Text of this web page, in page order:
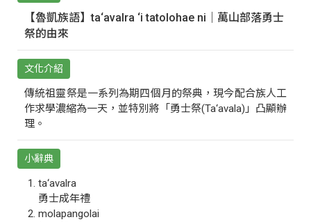
【魯凱族語】ta‘avalra ‘i tatolohae ni｜萬山部落勇士
祭的由來
文化介紹
傳統祖靈祭是一系列為期四個月的祭典，現今配合族人工
作求學濃縮為一天，並特別將「勇士祭(Ta‘avala)」凸顯辦
理。
小辭典
ta‘avalra
勇士成年禮
molapangolai